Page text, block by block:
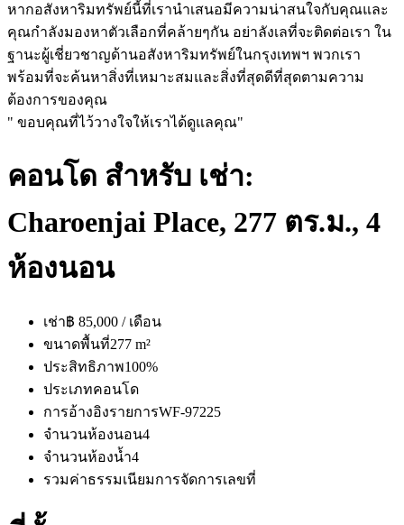
หากอสังหาริมทรัพย์นี้ที่เรานำเสนอมีความน่าสนใจกับคุณและ
คุณกำลังมองหาตัวเลือกที่คล้ายๆกัน อย่าลังเลที่จะติดต่อเรา ใน
ฐานะผู้เชี่ยวชาญด้านอสังหาริมทรัพย์ในกรุงเทพฯ พวกเรา
พร้อมที่จะค้นหาสิ่งที่เหมาะสมและสิ่งที่สุดดีที่สุดตามความ
ต้องการของคุณ
" ขอบคุณที่ไว้วางใจให้เราได้ดูแลคุณ"
คอนโด สำหรับ เช่า:
Charoenjai Place, 277 ตร.ม., 4
ห้องนอน
เช่า฿ 85,000 / เดือน
ขนาดพื้นที่277 m²
ประสิทธิภาพ100%
ประเภทคอนโด
การอ้างอิงรายการWF-97225
จำนวนห้องนอน4
จำนวนห้องน้ำ4
รวมค่าธรรมเนียมการจัดการเลขที่